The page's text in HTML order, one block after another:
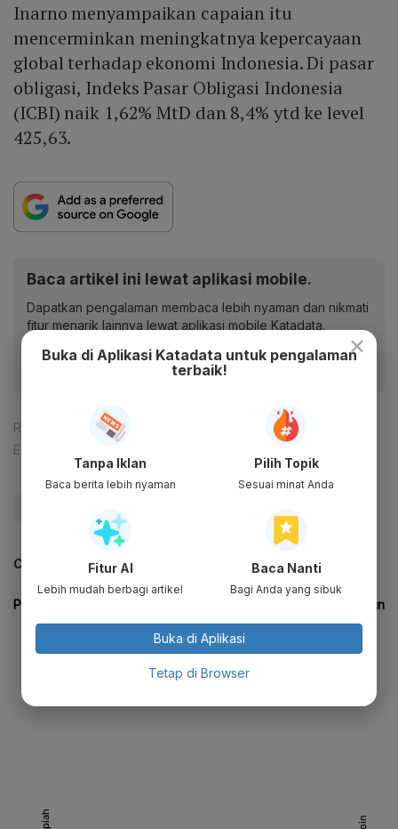
Inarno menyampaikan capaian itu
mencerminkan meningkatnya kepercayaan
global terhadap ekonomi Indonesia. Di pasar
obligasi, Indeks Pasar Obligasi Indonesia
(ICBI) naik 1,62% MtD dan 8,4% ytd ke level
425,63.
Baca artikel ini lewat aplikasi mobile.
Dapatkan pengalaman membaca lebih nyaman dan nikmati
fitur menarik lainnya lewat aplikasi mobile Katadata.
Reporter:
Nur Hana Putri Nabila
Editor:
CEK JUGA DATA INI
×
Buka di Aplikasi Katadata untuk pengalaman
terbaik!
Tanpa Iklan
Baca berita lebih nyaman
Pilih Topik
Sesuai minat Anda
Fitur AI
Lebih mudah berbagi artikel
Baca Nanti
Bagi Anda yang sibuk
Buka di Aplikasi
Tetap di Browser